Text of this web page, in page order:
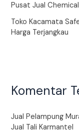
Pusat Jual
Toko Kacamata
Harga Terjangkau
Komentar
Jual Pelampung
Jual Tali Karmantel